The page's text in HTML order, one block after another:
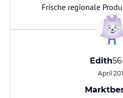
Frische regionale
Edith
April